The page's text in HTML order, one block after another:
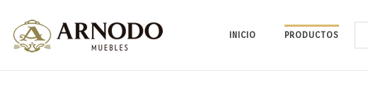
INICIO PRODUCTOS